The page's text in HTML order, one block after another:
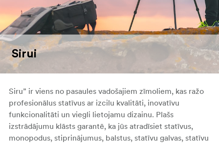
Sirui
Siru” ir viens no pasaules vadošajiem zīmoliem, kas ražo
profesionālus statīvus ar izcilu kvalitāti, inovatīvu
funkcionalitāti un viegli lietojamu dizainu. Plašs
izstrādājumu klāsts garantē, ka jūs atradīsiet statīvus,
monopodus, stiprinājumus, balstus, statīvu galvas, statīvu